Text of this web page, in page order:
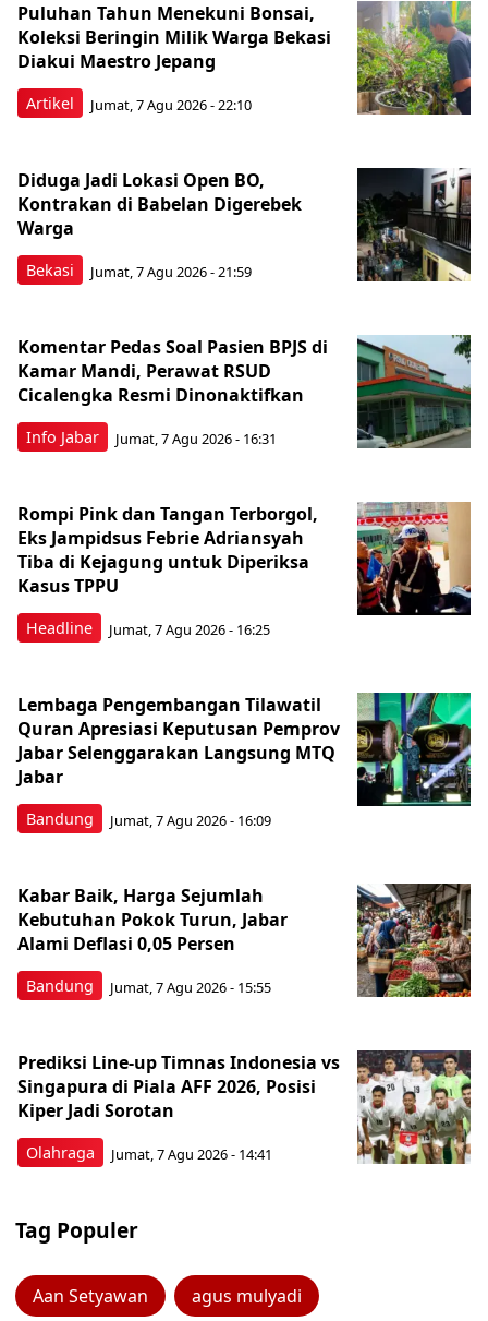
Artikel
Puluhan Tahun Menekuni Bonsai,
Koleksi Beringin Milik Warga Bekasi
Diakui Maestro Jepang
Jumat, 7 Agu 2026 - 22:10
Bekasi
Diduga Jadi Lokasi Open BO,
Kontrakan di Babelan Digerebek
Warga
Jumat, 7 Agu 2026 - 21:59
Info Jabar
Komentar Pedas Soal Pasien BPJS di
Kamar Mandi, Perawat RSUD
Cicalengka Resmi Dinonaktifkan
Jumat, 7 Agu 2026 - 16:31
Headline
Rompi Pink dan Tangan Terborgol,
Eks Jampidsus Febrie Adriansyah
Tiba di Kejagung untuk Diperiksa
Kasus TPPU
Jumat, 7 Agu 2026 - 16:25
Bandung
Lembaga Pengembangan Tilawatil
Quran Apresiasi Keputusan Pemprov
Jabar Selenggarakan Langsung MTQ
Jabar
Jumat, 7 Agu 2026 - 16:09
Bandung
Kabar Baik, Harga Sejumlah
Kebutuhan Pokok Turun, Jabar
Alami Deflasi 0,05 Persen
Jumat, 7 Agu 2026 - 15:55
Olahraga
Prediksi Line-up Timnas Indonesia vs
Singapura di Piala AFF 2026, Posisi
Kiper Jadi Sorotan
Jumat, 7 Agu 2026 - 14:41
Tag Populer
Aan Setyawan agus mulyadi